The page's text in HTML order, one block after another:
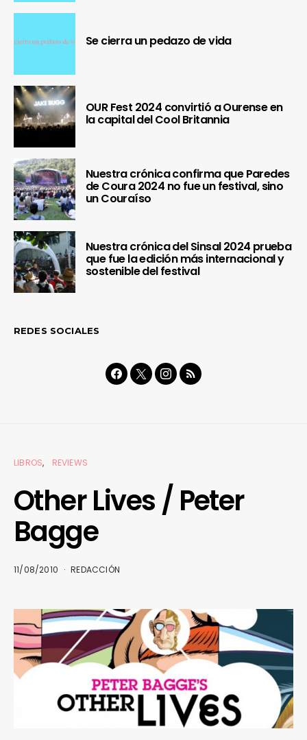
Se cierra un pedazo de vida
OUR Fest 2024 convirtió a Ourense en
la capital del Cool Britannia
Nuestra crónica confirma que Paredes
de Coura 2024 no fue un festival, sino
un Couraíso
Nuestra crónica del Sinsal 2024 prueba
que fue la edición más internacional y
sostenible del festival
REDES SOCIALES
LIBROS REVIEWS
Other Lives / Peter
Bagge
11/08/2010 REDACCIÓN